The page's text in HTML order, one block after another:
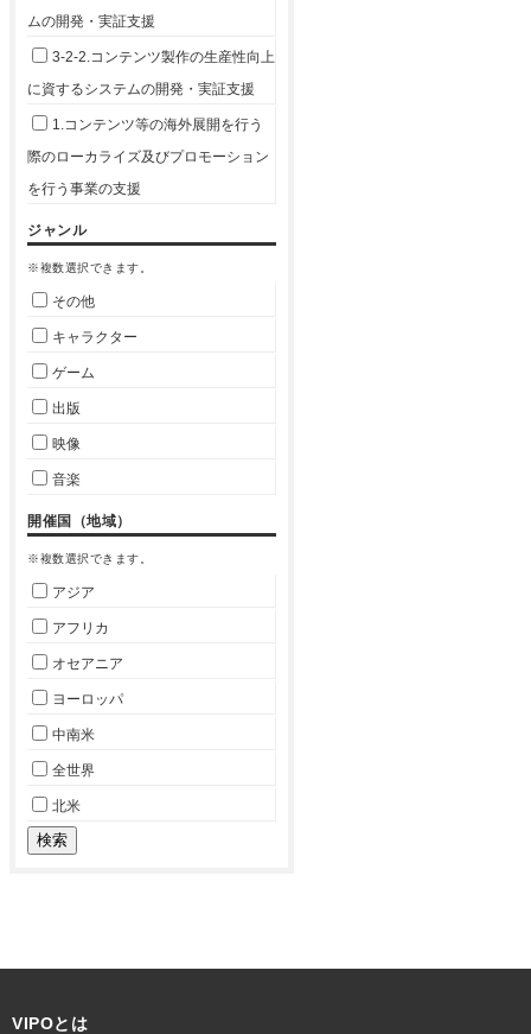
ムの開発・実証支援
3-2-2.コンテンツ製作の生産性向上
に資するシステムの開発・実証支援
1.コンテンツ等の海外展開を行う
際のローカライズ及びプロモーション
を行う事業の支援
ジャンル
※複数選択できます。
その他
キャラクター
ゲーム
出版
映像
音楽
開催国（地域）
※複数選択できます。
アジア
アフリカ
オセアニア
ヨーロッパ
中南米
全世界
北米
VIPOとは